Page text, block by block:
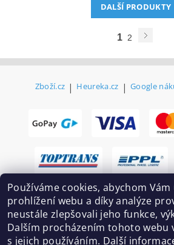
DALŠÍ PRODUKTY
1 2
Zboží.cz | Heureka.cz | Google
Používáme cookies, abychom
prohlížení webu a díky analýze
neustále zlepšovali jeho funkce,
Dalším procházením tohoto webu
s jejich používáním. Další